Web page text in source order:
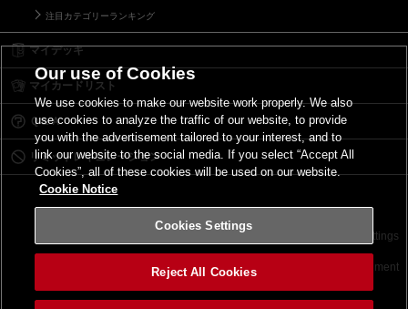
注目カテゴリーランキング
マイデッキ
マイカードリスト
Ｑ＆Ａ
リミットレギュレーション
サイトポリシー Cookies Settings
©2026 Konami Digital Entertainment
Our use of Cookies
We use cookies to make our website work properly. We also
use cookies to analyze the traffic of our website, to provide
you with the advertisement tailored to your interest, and to
link our website to the social media. If you select “Accept All
Cookies”, all of these cookies will be used on our website.
Cookie Notice
Cookies Settings
Reject All Cookies